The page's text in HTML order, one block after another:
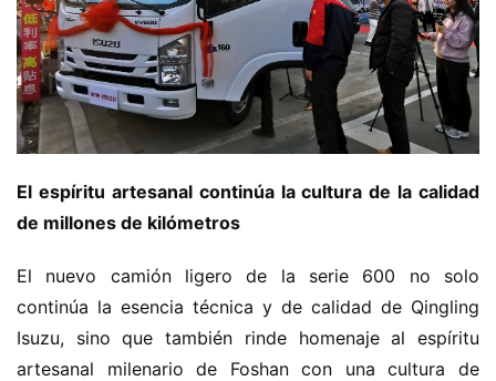
v
a
e
n
e
r
í
a
El espíritu artesanal continúa la cultura de la calidad
de millones de kilómetros
El nuevo camión ligero de la serie 600 no solo
continúa la esencia técnica y de calidad de Qingling
Isuzu, sino que también rinde homenaje al espíritu
artesanal milenario de Foshan con una cultura de